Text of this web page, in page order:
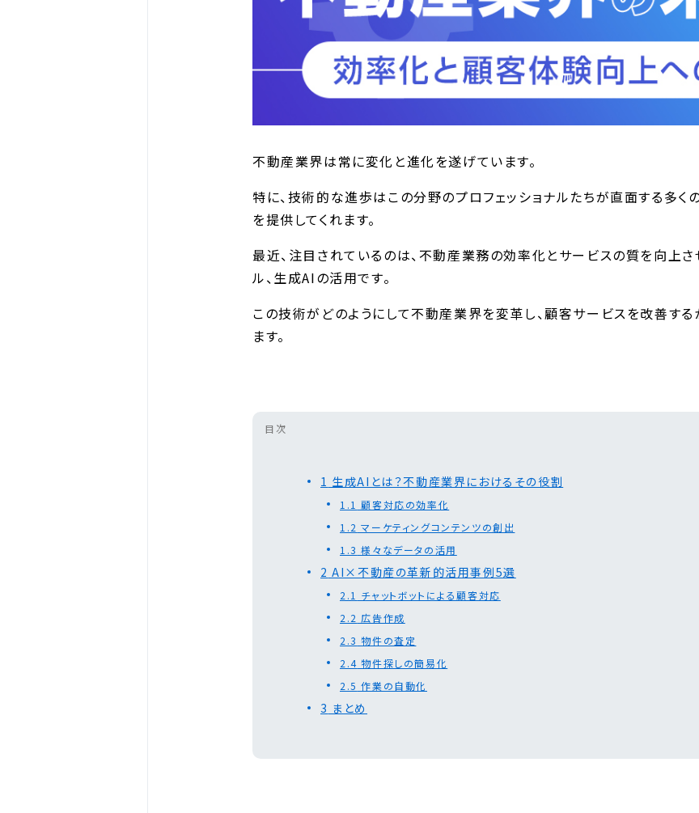
不動産業界は常に変化と進化を遂げています。
特に、技術的な進歩はこの分野のプロフェッショナルたちが直面する多く
を提供してくれます。
最近、注目されているのは、不動産業務の効率化とサービスの質を向上
ル、生成AIの活用です。
この技術がどのようにして不動産業界を変革し、顧客サービスを改善す
ます。
目次
1 生成AIとは？不動産業界におけるその役割
1.1 顧客対応の効率化
1.2 マーケティングコンテンツの創出
1.3 様々なデータの活用
2 AI×不動産の革新的活用事例5選
2.1 チャットボットによる顧客対応
2.2 広告作成
2.3 物件の査定
2.4 物件探しの簡易化
2.5 作業の自動化
3 まとめ